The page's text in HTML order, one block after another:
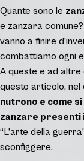
Quante sono le
e zanzara
vanno a finire
combattiamo ogni
A queste e ad
questo articolo, nel
nutrono e come
zanzare presenti
“L’arte della
sconfiggere.